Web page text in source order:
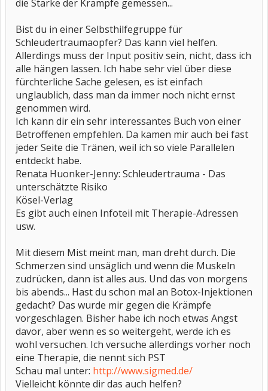
die Stärke der Krämpfe gemessen...
Bist du in einer Selbsthilfegruppe für
Schleudertraumaopfer? Das kann viel helfen.
Allerdings muss der Input positiv sein, nicht, dass ich
alle hängen lassen. Ich habe sehr viel über diese
fürchterliche Sache gelesen, es ist einfach
unglaublich, dass man da immer noch nicht ernst
genommen wird.
Ich kann dir ein sehr interessantes Buch von einer
Betroffenen empfehlen. Da kamen mir auch bei fast
jeder Seite die Tränen, weil ich so viele Parallelen
entdeckt habe.
Renata Huonker-Jenny: Schleudertrauma - Das
unterschätzte Risiko
Kösel-Verlag
Es gibt auch einen Infoteil mit Therapie-Adressen
usw.
Mit diesem Mist meint man, man dreht durch. Die
Schmerzen sind unsäglich und wenn die Muskeln
zudrücken, dann ist alles aus. Und das von morgens
bis abends... Hast du schon mal an Botox-Injektionen
gedacht? Das wurde mir gegen die Krämpfe
vorgeschlagen. Bisher habe ich noch etwas Angst
davor, aber wenn es so weitergeht, werde ich es
wohl versuchen. Ich versuche allerdings vorher noch
eine Therapie, die nennt sich PST
Schau mal unter: http://www.sigmed.de/
Vielleicht könnte dir das auch helfen?